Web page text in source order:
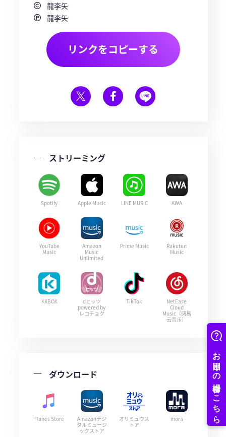
龍李矢
龍李矢
リンクをコピーする
ストリーミング
Spotify Apple Music LINE MUSIC AWA
YouTube
Music
Amazon
Music
Unlimited
Prime Music
Rakuten
Music
KKBOX
dヒッツ
powered by
レコチョク
TikTok
NetEase
Cloud
Music（网易
云音乐）
ダウンロード
iTunes Store
Amazonデジ
タルミュージ
ックストア
オリミュウス
トア
mora